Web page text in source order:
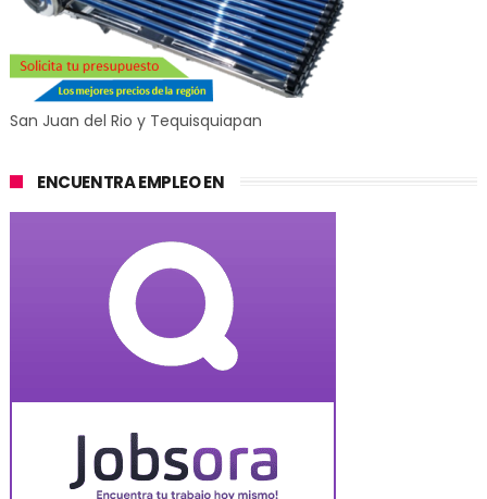
San Juan del Rio y Tequisquiapan
ENCUENTRA EMPLEO EN